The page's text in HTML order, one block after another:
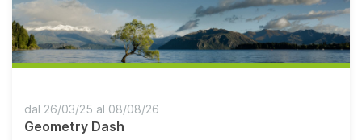
Geometry Dash
dal 26/03/25 al 08/08/26